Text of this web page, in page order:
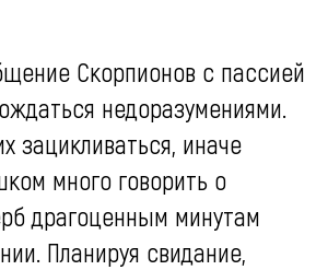
Скорпионов с пассией
недоразумениями.
зацикливаться, иначе
много говорить о
драгоценным минутам
Планируя свидание,